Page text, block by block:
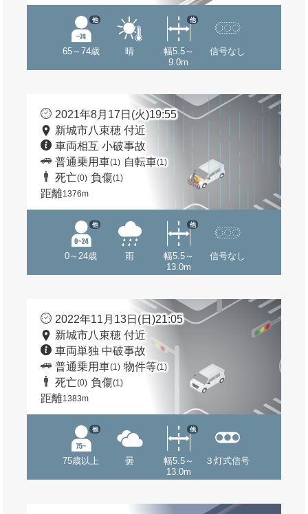
65～74歳
他
晴
幅5.5～
9.0m
他
信号なし
2021年8月17日(火)19:55
新城市八束穂 付近
車両相互 小破事故
普通乗用車(1) 自転車(1)
死亡(0) 負傷(1)
距離1376m
0～24歳
他
雨
幅5.5～
13.0m
他
信号なし
2022年11月13日(日)21:05
新城市八束穂 付近
車両単独 中破事故
普通乗用車(1) 物件等(1)
死亡(0) 負傷(1)
距離1383m
75歳以上
他
曇
幅5.5～
13.0m
他
３灯式信号